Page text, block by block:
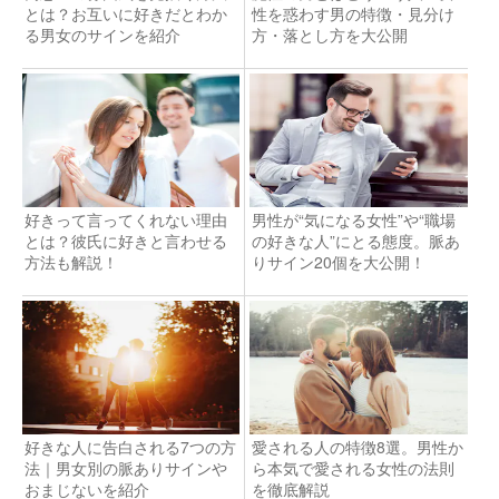
とは？お互いに好きだとわか
る男女のサインを紹介
性を惑わす男の特徴・見分け
方・落とし方を大公開
好きって言ってくれない理由
とは？彼氏に好きと言わせる
方法も解説！
男性が“気になる女性”や“職場
の好きな人”にとる態度。脈あ
りサイン20個を大公開！
好きな人に告白される7つの方
法｜男女別の脈ありサインや
おまじないを紹介
愛される人の特徴8選。男性か
ら本気で愛される女性の法則
を徹底解説